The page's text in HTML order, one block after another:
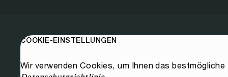
COOKIE-EINSTELLUNGEN
Wir verwenden Cookies, um Ihnen das